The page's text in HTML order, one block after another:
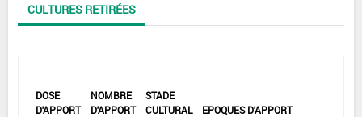
CULTURES RETIRÉES
DOSE
D'APPORT
NOMBRE
D'APPORT
STADE
CULTURAL
EPOQUES D'APPORT